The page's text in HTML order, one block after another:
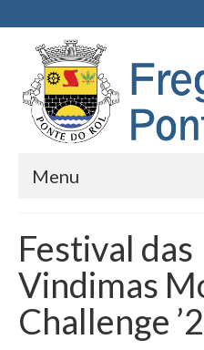
Menu
Junta de Freguesia
Executivo
Assembleia de
Festival das
Vindimas
Challenge